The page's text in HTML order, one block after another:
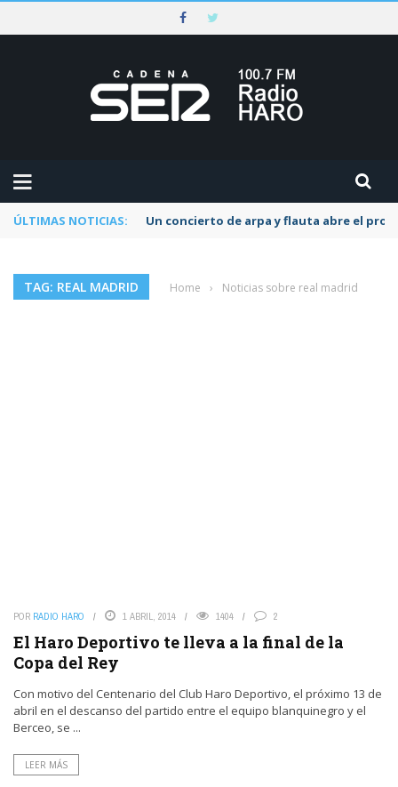
ÚLTIMAS NOTICIAS: Un concierto de arpa y flauta abre el
TAG: REAL MADRID Home › Noticias sobre real madrid
POR RADIO HARO 1 ABRIL, 2014 1404 2
El Haro Deportivo te lleva a la final de la
Copa del Rey
Con motivo del Centenario del Club Haro Deportivo, el próximo 13 de
abril en el descanso del partido entre el equipo blanquinegro y el
Berceo, se ...
LEER MÁS